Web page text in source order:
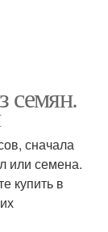
семян.
сначала
или семена.
купить в